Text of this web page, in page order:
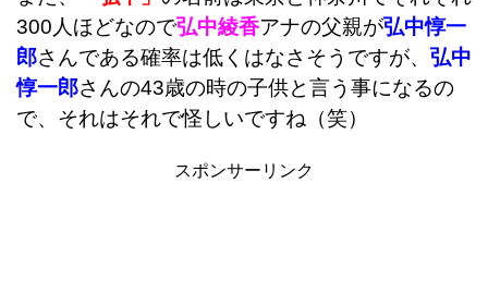
300人ほどなので弘中綾香アナの父親が弘中惇一
郎さんである確率は低くはなさそうですが、 弘中
惇一郎さんの43歳の時の子供と言う事になるの
で、それはそれで怪しいですね（笑）
スポンサーリンク